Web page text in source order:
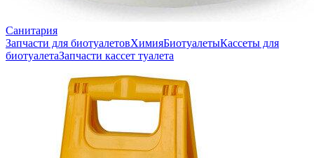
Санитария
Запчасти для биотуалетовХимияБиотуалетыКассеты для
биотуалетаЗапчасти кассет туалета